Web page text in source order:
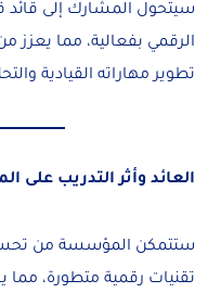
سيتحول المشارك إلى قائد
الرقمي بفعالية، مما
تطوير مهاراته القيادية
العائد وأثر التدريب على
ستتمكن المؤسسة من تحسين
تقنيات رقمية متطورة،